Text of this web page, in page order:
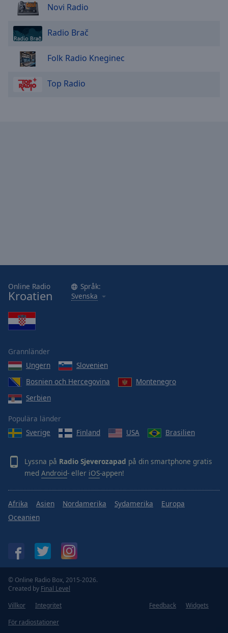
dialog
window.
Novi Radio
Radio Brač
Folk Radio Kneginec
Top Radio
Online Radio
Kroatien
Språk:
Svenska
Grannländer
Ungern
Slovenien
Bosnien och Hercegovina
Montenegro
Serbien
Populära länder
Sverige
Finland USA Brasilien
Lyssna på Radio Sjeverozapad på din smartphone gratis
med Android- eller iOS-appen!
Afrika Asien Nordamerika Sydamerika
Europa
Oceanien
© Online Radio Box, 2015-2026.
Created by Final Level
Villkor
Integritet Feedback
Widgets
För radiostationer